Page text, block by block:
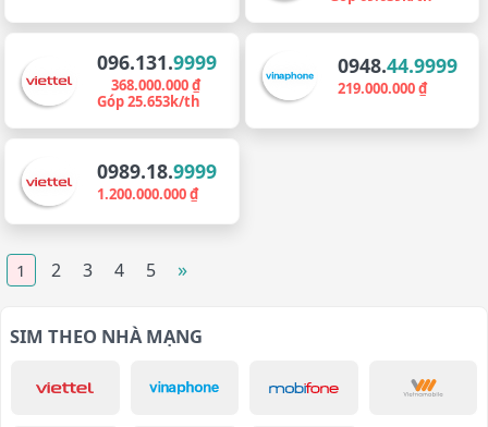
096.131.9999
368.000.000 ₫
Góp 25.653k/th
0948.44.9999
219.000.000 ₫
0989.18.9999
1.200.000.000 ₫
1 2 3 4 5 »
SIM THEO NHÀ MẠNG